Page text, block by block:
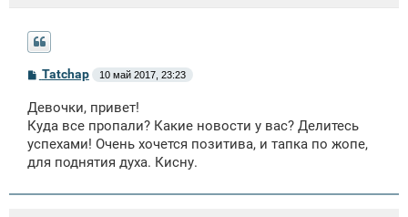
С
б
щ
е
н
и
Tatchap 10 май 2017, 23:23
Девочки, привет!
Куда все пропали? Какие новости у вас? Делитесь
успехами! Очень хочется позитива, и тапка по жопе,
для поднятия духа. Кисну.